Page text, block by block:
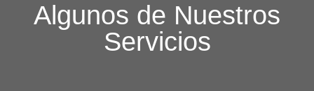
Algunos de Nuestros
Servicios